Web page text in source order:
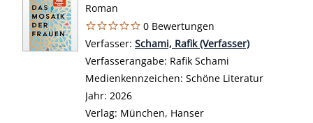
Roman
0 Bewertungen
Verfasser: Suche nach diesem Verfasser
Schami, Rafik (Verfasser)
Verfasserangabe: Rafik Schami
Medienkennzeichen: Schöne Literatur
Jahr: 2026
Verlag: München, Hanser